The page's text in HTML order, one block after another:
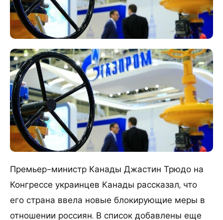
Премьер-министр Канады Джастин Трюдо на
Конгрессе украинцев Канады рассказал, что
его страна ввела новые блокирующие меры в
отношении россиян. В список добавлены еще